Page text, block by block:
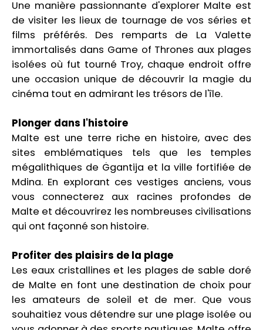
Une manière passionnante d'explorer Malte est
de visiter les lieux de tournage de vos séries et
films préférés. Des remparts de La Valette
immortalisés dans Game of Thrones aux plages
isolées où fut tourné Troy, chaque endroit offre
une occasion unique de découvrir la magie du
cinéma tout en admirant les trésors de l'île.
Plonger dans l'histoire
Malte est une terre riche en histoire, avec des
sites emblématiques tels que les temples
mégalithiques de Ġgantija et la ville fortifiée de
Mdina. En explorant ces vestiges anciens, vous
vous connecterez aux racines profondes de
Malte et découvrirez les nombreuses civilisations
qui ont façonné son histoire.
Profiter des plaisirs de la plage
Les eaux cristallines et les plages de sable doré
de Malte en font une destination de choix pour
les amateurs de soleil et de mer. Que vous
souhaitiez vous détendre sur une plage isolée ou